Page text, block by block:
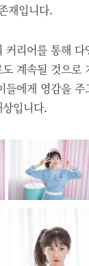
재입니다.
커리어를 통해
계속될 것으로
들에게 영감을
입니다.